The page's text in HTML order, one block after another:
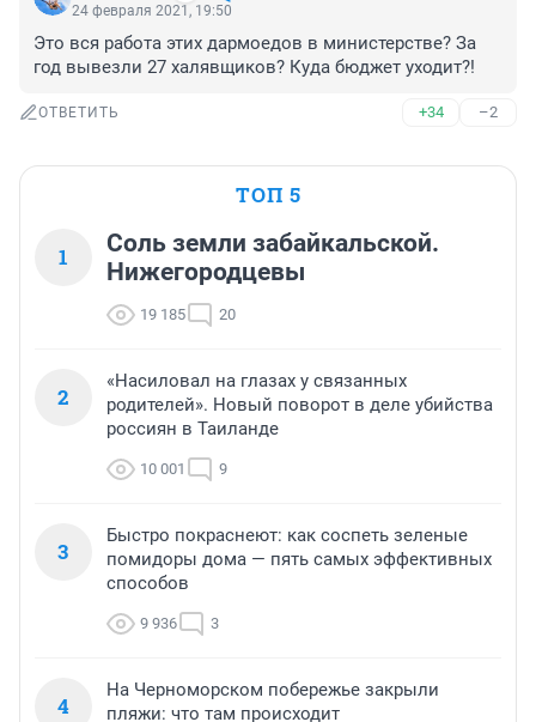
24 февраля 2021, 19:50
Это вся работа этих дармоедов в министерстве? За
год вывезли 27 халявщиков? Куда бюджет уходит?!
ОТВЕТИТЬ +34 –2
ТОП 5
1
Соль земли забайкальской.
Нижегородцевы
19 185 20
2
«Насиловал на глазах у связанных
родителей». Новый поворот в деле убийства
россиян в Таиланде
10 001 9
3
Быстро покраснеют: как соспеть зеленые
помидоры дома — пять самых эффективных
способов
9 936 3
4
На Черноморском побережье закрыли
пляжи: что там происходит